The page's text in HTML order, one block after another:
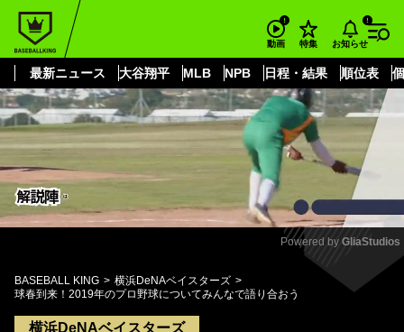
動画 特集 お知らせ
最新ニュース 大谷翔平 MLB NPB 日程・結果 順位表
もっと見る
Mute
Powered by GliaStudios
BASEBALL KING
横浜DeNAベイスターズ
球春到来！2019年のプロ野球についてみんなで語り合おう
横浜DeNAベイスターズ